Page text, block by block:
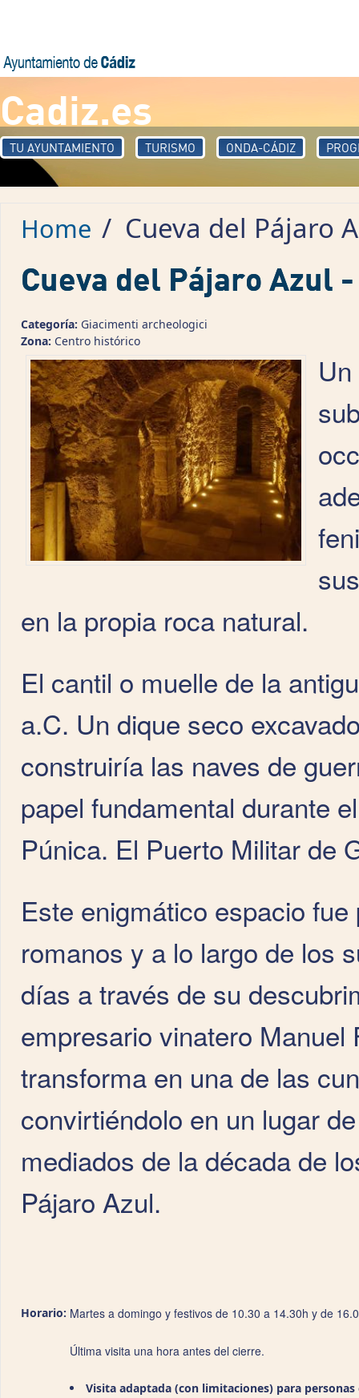
Cadiz.es
TU AYUNTAMIENTO TURISMO ONDA-CÁDIZ
Home / Cueva del Pájaro
Cueva del Pájaro Azul
Categoría: Giacimenti archeologici
Zona: Centro histórico
en la propia roca natural.
El cantil o muelle de la
a.C. Un dique seco
construiría las naves de
papel fundamental durante
Púnica. El Puerto Militar de
Este enigmático espacio
romanos y a lo largo de los
días a través de su
empresario vinatero
transforma en una de las
convirtiéndolo en un lugar
mediados de la década de
Pájaro Azul.
Horario: Martes a domingo y festivos de 10.30 a 14.30h y de
Última visita una hora antes del cierre.
Visita adaptada (con limitaciones) para